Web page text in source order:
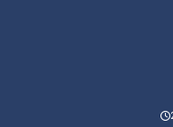
ずトレーニングを繰り返